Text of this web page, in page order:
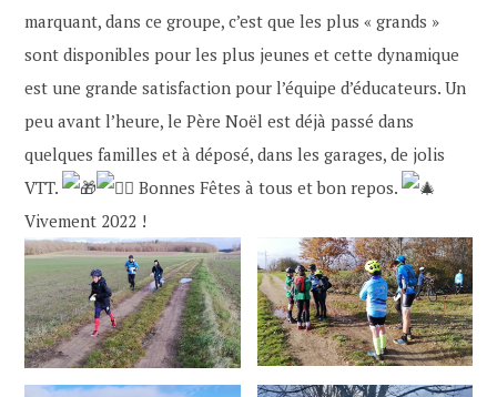
marquant, dans ce groupe, c’est que les plus « grands »
sont disponibles pour les plus jeunes et cette dynamique
est une grande satisfaction pour l’équipe d’éducateurs. Un
peu avant l’heure, le Père Noël est déjà passé dans
quelques familles et à déposé, dans les garages, de jolis
VTT.
Bonnes Fêtes à tous et bon repos.
Vivement 2022 !